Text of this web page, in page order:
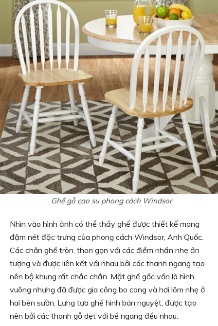
Ghế gỗ cao su phong cách Windsor
Nhìn vào hình ảnh có thể thấy ghế được thiết kế mang
đậm nét đặc trưng của phong cách Windsor, Anh Quốc.
Các chân ghế tròn, thon gọn với các điểm nhấn nhẹ ấn
tượng và được liên kết với nhau bởi các thanh ngang tạo
nên bộ khung rất chắc chắn. Mặt ghế gốc vốn là hình
vuông nhưng đã được gia công bo cong và hơi lõm nhẹ ở
hai bên sườn. Lưng tựa ghế hình bán nguyệt, được tạo
nên bởi các thanh gỗ dẹt với bề ngang đều nhau.